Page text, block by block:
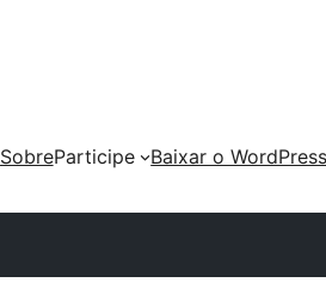
SobreParticipe
Baixar o WordPress